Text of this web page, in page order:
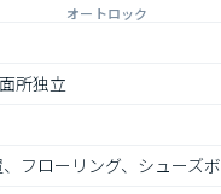
オートロック
所独立
フローリング、シューズ